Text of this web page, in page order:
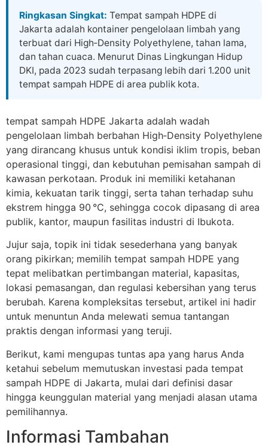
content
Ringkasan Singkat: Tempat sampah HDPE di
Jakarta adalah kontainer pengelolaan limbah yang
terbuat dari High‑Density Polyethylene, tahan lama,
dan tahan cuaca. Menurut Dinas Lingkungan Hidup
DKI, pada 2023 sudah terpasang lebih dari 1.200 unit
tempat sampah HDPE di area publik kota.
tempat sampah HDPE Jakarta adalah wadah
pengelolaan limbah berbahan High‑Density Polyethylene
yang dirancang khusus untuk kondisi iklim tropis, beban
operasional tinggi, dan kebutuhan pemisahan sampah di
kawasan perkotaan. Produk ini memiliki ketahanan
kimia, kekuatan tarik tinggi, serta tahan terhadap suhu
ekstrem hingga 90 °C, sehingga cocok dipasang di area
publik, kantor, maupun fasilitas industri di Ibukota.
Jujur saja, topik ini tidak sesederhana yang banyak
orang pikirkan; memilih tempat sampah HDPE yang
tepat melibatkan pertimbangan material, kapasitas,
lokasi pemasangan, dan regulasi kebersihan yang terus
berubah. Karena kompleksitas tersebut, artikel ini hadir
untuk menuntun Anda melewati semua tantangan
praktis dengan informasi yang teruji.
Berikut, kami mengupas tuntas apa yang harus Anda
ketahui sebelum memutuskan investasi pada tempat
sampah HDPE di Jakarta, mulai dari definisi dasar
hingga keunggulan material yang menjadi alasan utama
pemilihannya.
Informasi Tambahan